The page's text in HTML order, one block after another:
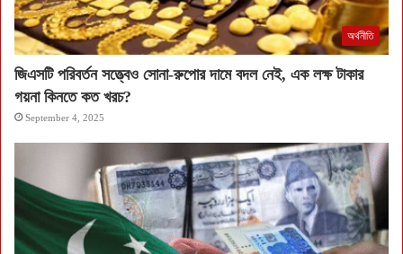
অর্থনীতি
জিএসটি পরিবর্তন সত্ত্বেও সোনা-রুপোর দামে বদল নেই, এক লক্ষ টাকার
গয়না কিনতে কত খরচ?
September 4, 2025